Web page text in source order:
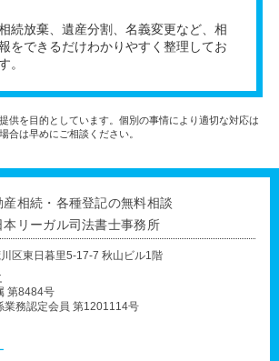
続放棄、遺産分割、名義変更など、相
をできるだけわかりやすく整理してお
。
供を目的としています。個別の事情により適切な対応は
合は早めにご相談ください。
産相続・各種登記の無料相談
本リーガル司法書士事務所
区東日暮里5-17-7 秋山ビル1階
第8484号
業務認定会員 第1201114号